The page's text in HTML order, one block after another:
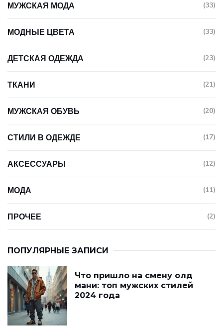
МУЖСКАЯ МОДА (33)
МОДНЫЕ ЦВЕТА (33)
ДЕТСКАЯ ОДЕЖДА (23)
ТКАНИ (21)
МУЖСКАЯ ОБУВЬ (20)
СТИЛИ В ОДЕЖДЕ (17)
АКСЕССУАРЫ (12)
МОДА (11)
ПРОЧЕЕ (2)
ПОПУЛЯРНЫЕ ЗАПИСИ
Что пришло на смену олд
мани: топ мужских стилей
2024 года